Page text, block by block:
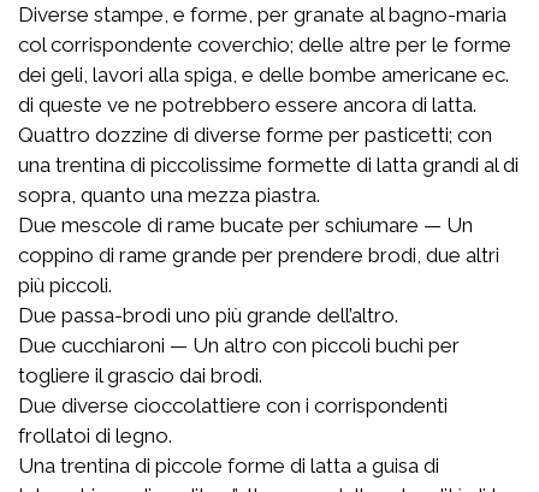
Diverse stampe, e forme, per granate al bagno-maria
col corrispondente coverchio; delle altre per le forme
dei geli, lavori alla spiga, e delle bombe americane ec.
di queste ve ne potrebbero essere ancora di latta.
Quattro dozzine di diverse forme per pasticetti; con
una trentina di piccolissime formette di latta grandi al di
sopra, quanto una mezza piastra.
Due mescole di rame bucate per schiumare — Un
coppino di rame grande per prendere brodi, due altri
più piccoli.
Due passa-brodi uno più grande dell’altro.
Due cucchiaroni — Un altro con piccoli buchi per
togliere il grascio dai brodi.
Due diverse cioccolattiere con i corrispondenti
frollatoi di legno.
Una trentina di piccole forme di latta a guisa di